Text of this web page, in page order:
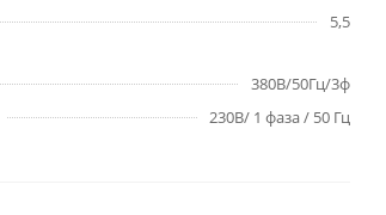
5,5
380В/50Гц/3ф
230В/ 1 фаза / 50 Гц